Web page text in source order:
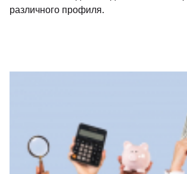
различного профиля.